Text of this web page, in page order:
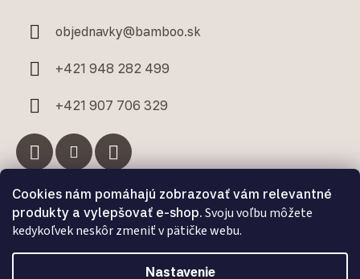
Cookies nám pomáhajú zobrazovať vám relevantné
produkty a vylepšovať e-shop. Svoju voľbu môžete
kedykoľvek neskôr zmeniť v pätičke webu.
Nastavenie
objednavky@bamboo.sk
+421 948 282 499
+421 907 706 329
Facebook